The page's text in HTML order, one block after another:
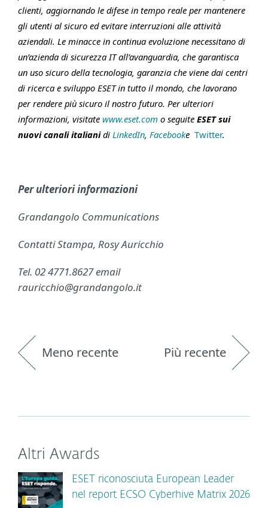
clienti, aggiornando le difese in tempo reale per mantenere
gli utenti al sicuro ed evitare interruzioni alle attività
aziendali. Le minacce in continua evoluzione necessitano di
un’azienda di sicurezza IT all’avanguardia, che garantisca
un uso sicuro della tecnologia, garanzia che viene dai centri
di ricerca e sviluppo ESET in tutto il mondo, che lavorano
per rendere più sicuro il nostro futuro. Per ulteriori
informazioni, visitate www.eset.com o seguite ESET sui
nuovi canali italianidi LinkedIn, Facebooke Twitter.
Per ulteriori informazioni
Grandangolo Communications
Contatti Stampa, Rosy Auricchio
Tel. 02 4771.8627 email
rauricchio@grandangolo.it
Meno recente Più recente
Altri Awards
ESET riconosciuta European Leader
nel report ECSO Cyberhive Matrix 2026